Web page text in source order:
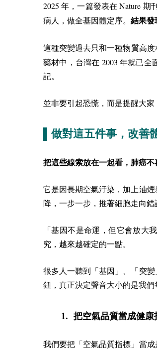
2025 年，一篇發表在 Nature 期
病人，做全基因體定序。 結果發
這種突變過去只和一種物質高
藥材中，台灣在 2003 年就已全
記。
並非要引起恐慌，而是提醒大
▌做對這五件事，改善
把這些線索放在一起看，肺癌不
它是因長期空氣汙染，加上油
降，一步一步，推著細胞走向錯
「基因不是命運，但它會放大
究，越來越確定的一點。
很多人一聽到「基因」、「突
鈕，真正決定聲音大小的是我
1. 把空氣品質當成健康
我們要把「空氣品質指標」當